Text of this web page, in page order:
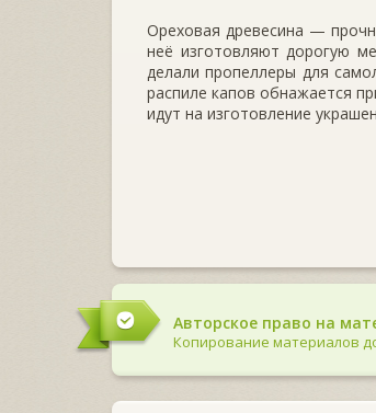
Ореховая древесина —
неё изготовляют дорогую
делали пропеллеры для
распиле капов обнажается
идут на изготовление
Авторское право на
Копирование материалов